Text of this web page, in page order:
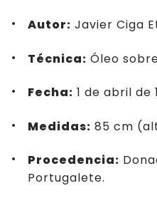
Autor: Javier Ciga
Técnica: Óleo
Fecha: 1 de abril de
Medidas: 85 cm
Procedencia:
Portugalete.